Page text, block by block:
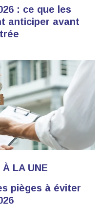
: ce que les
anticiper avant
LA UNE
pièges à éviter